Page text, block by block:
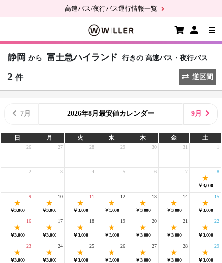
高速バス/夜行バス運行情報一覧
静岡 から 富士急ハイランド 行きの 高速バス・夜行バス
2 件 逆区間
7月 2026年8月最安値カレンダー 9月
日 月 火 水 木 金 土
26 27 28 29 30 31 1
2 3 4 5 6 7
￥3,000
8
￥3,000
9
￥3,000
10
￥3,000
11
￥3,000
12
￥3,000
13
￥3,000
14
￥3,000
15
￥3,000
16
￥3,000
17
￥3,000
18
￥3,000
19
￥3,000
20
￥3,000
21
￥3,000
22
￥3,000
23
￥3,000
24
￥3,000
25
￥3,000
26
￥3,000
27
￥3,000
28
￥3,000
29